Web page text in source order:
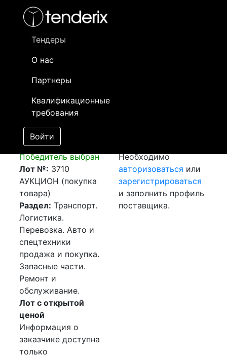
Тендеры
О нас
Партнеры
Квалификационные
требования
Войти
- активный лот
- сохраненный лот (не опубликован)
Закупка: Перевозка
г.Кардано-аль-
Кампо (Италия) -
г.Кентау (РК)
[Завершен]
Победитель выбран
Лот №: 3710
АУКЦИОН (покупка
товара)
Раздел: Транспорт.
Логистика.
Перевозка. Авто и
спецтехники
продажа и покупка.
Запасные части.
Ремонт и
обслуживание.
Лот с открытой
ценой
Информация о
заказчике доступна
только
Необходимо
авторизоваться или
зарегистрироваться
и заполнить профиль
поставщика.